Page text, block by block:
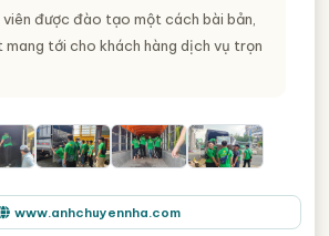
viên được đào tạo một cách bài bản,
tới cho khách hàng dịch vụ trọn
www.anhchuyennha.com